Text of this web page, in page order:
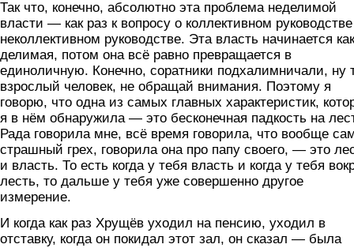
Так что, конечно, абсолютно эта проблема неделимой
власти — как раз к вопросу о коллективном
неколлективном руководстве. Эта власть начинается как
делимая, потом она всё равно превращается в
единоличную. Конечно, соратники подхалимничали, ну
взрослый человек, не обращай внимания. Поэтому я
говорю, что одна из самых главных характеристик,
я в нём обнаружила — это бесконечная падкость на
Рада говорила мне, всё время говорила, что вообще
страшный грех, говорила она про папу своего, — это
и власть. То есть когда у тебя власть и когда у тебя
лесть, то дальше у тебя уже совершенно другое
измерение.
И когда как раз Хрущёв уходил на пенсию, уходил в
отставку, когда он покидал этот зал, он сказал — была